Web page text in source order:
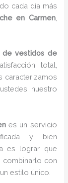
cada día más
en Carmen,
de vestidos de
total,
caracterizamos
nuestro
es un servicio
y bien
es lograr que
combinarlo con
estilo único.